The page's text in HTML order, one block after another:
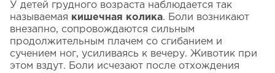
У детей грудного возраста наблюдается так
называемая кишечная колика. Боли возникают
внезапно, сопровождаются сильным
продолжительным плачем со сгибанием и
сучением ног, усиливаясь к вечеру. Животик при
этом вздут. Боли исчезают после отхождения